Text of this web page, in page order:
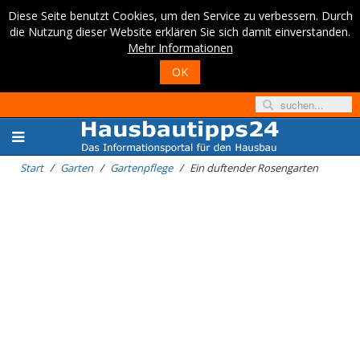
Diese Seite benutzt Cookies, um den Service zu verbessern. Durch
die Nutzung dieser Website erklären Sie sich damit einverstanden.
Mehr Informationen
OK
Start Garten Gartenpflege Ein duftender Rosengarten